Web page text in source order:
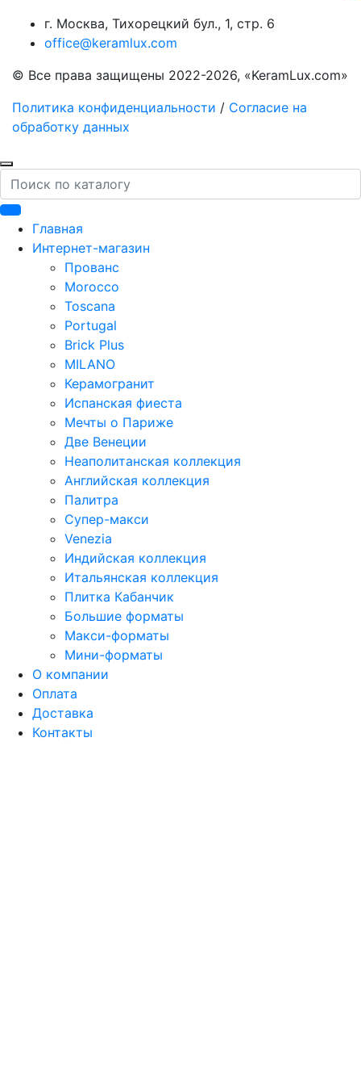
г. Москва, Тихорецкий бул., 1, стр. 6
office@keramlux.com
© Все права защищены 2022-2026, «KeramLux.com»
Политика конфиденциальности / Согласие на
обработку данных
Поиск
Главная
Интернет-магазин
Прованс
Morocco
Toscana
Portugal
Brick Plus
MILANO
Керамогранит
Испанская фиеста
Мечты о Париже
Две Венеции
Неаполитанская коллекция
Английская коллекция
Палитра
Супер-макси
Venezia
Индийская коллекция
Итальянская коллекция
Плитка Кабанчик
Большие форматы
Макси-форматы
Мини-форматы
О компании
Оплата
Доставка
Контакты